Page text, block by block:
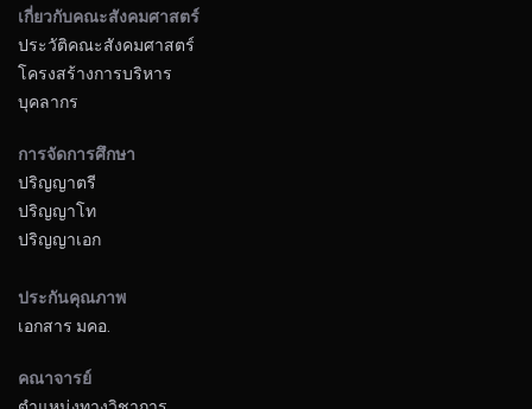
เกี่ยวกับคณะสังคมศาสตร์
ประวัติคณะสังคมศาสตร์
โครงสร้างการบริหาร
บุคลากร
การจัดการศึกษา
ปริญญาตรี
ปริญญาโท
ปริญญาเอก
ประกันคุณภาพ
เอกสาร มคอ.
คณาจารย์